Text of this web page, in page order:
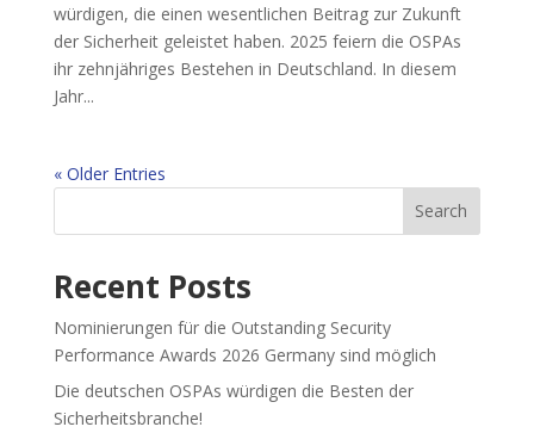
würdigen, die einen wesentlichen Beitrag zur Zukunft
der Sicherheit geleistet haben. 2025 feiern die OSPAs
ihr zehnjähriges Bestehen in Deutschland. In diesem
Jahr...
« Older Entries
Search
Recent Posts
Nominierungen für die Outstanding Security
Performance Awards 2026 Germany sind möglich
Die deutschen OSPAs würdigen die Besten der
Sicherheitsbranche!